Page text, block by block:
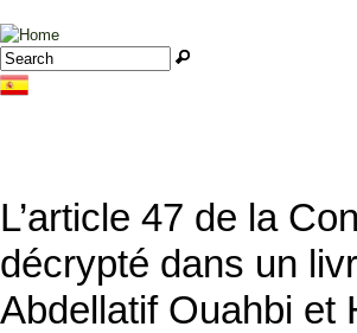
Jump to navigation
Search form
Search
L’article 47 de la
décrypté dans un
Abdellatif Ouahbi et